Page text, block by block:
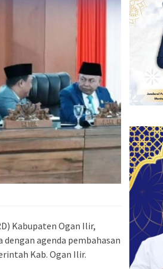
Kabupaten Ogan Ilir,
agenda pembahasan
Kab. Ogan Ilir.